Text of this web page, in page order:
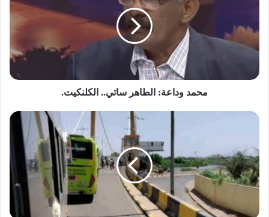
الطاهر
الكلنكيت.
محمد وداعة: الطاهر ساتي.. الكلنكيت.
وصول
إلى
توتي
وإحتفالات